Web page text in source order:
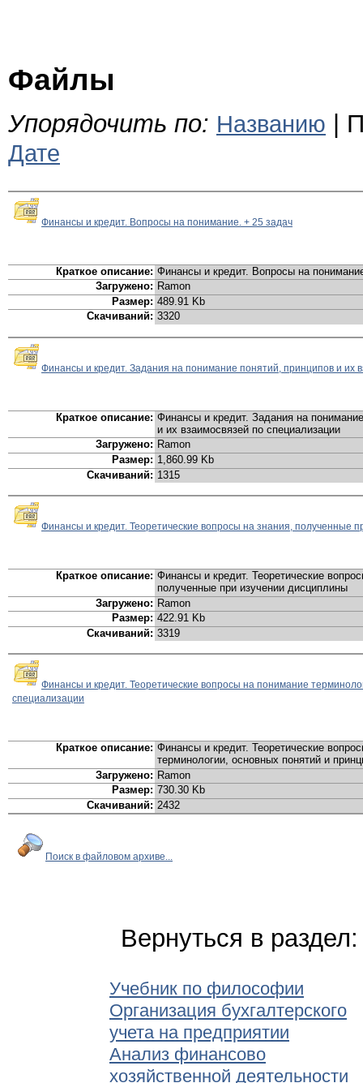
Файлы
Упорядочить по: Названию |
Дате
Финансы и кредит. Вопросы на понимание. + 25 задач
Краткое описание: Финансы и кредит. Вопросы на
Загружено: Ramon
Размер: 489.91 Kb
Скачиваний: 3320
Финансы и кредит. Задания на понимание понятий, принципов и их
Краткое описание: Финансы и кредит. Задания на
и их взаимосвязей по специализации
Загружено: Ramon
Размер: 1,860.99 Kb
Скачиваний: 1315
Финансы и кредит. Теоретические вопросы на знания, полученные
Краткое описание: Финансы и кредит. Теоретические
полученные при изучении дисциплины
Загружено: Ramon
Размер: 422.91 Kb
Скачиваний: 3319
Финансы и кредит. Теоретические вопросы на понимание
специализации
Краткое описание: Финансы и кредит. Теоретические
терминологии, основных понятий и
Загружено: Ramon
Размер: 730.30 Kb
Скачиваний: 2432
Поиск в файловом архиве...
Вернуться в
Учебник по философии
Организация бухгалтерского
учета на предприятии
Анализ финансово
хозяйственной деятельности